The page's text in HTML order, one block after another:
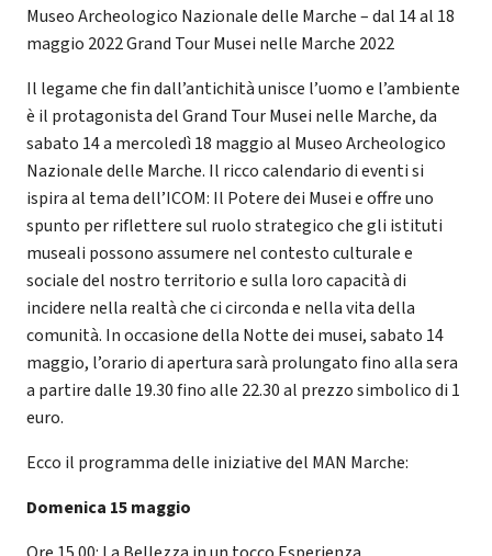
Museo Archeologico Nazionale delle Marche – dal 14 al 18
maggio 2022 Grand Tour Musei nelle Marche 2022
Il legame che fin dall’antichità unisce l’uomo e l’ambiente
è il protagonista del Grand Tour Musei nelle Marche, da
sabato 14 a mercoledì 18 maggio al Museo Archeologico
Nazionale delle Marche. Il ricco calendario di eventi si
ispira al tema dell’ICOM: Il Potere dei Musei e offre uno
spunto per riflettere sul ruolo strategico che gli istituti
museali possono assumere nel contesto culturale e
sociale del nostro territorio e sulla loro capacità di
incidere nella realtà che ci circonda e nella vita della
comunità. In occasione della Notte dei musei, sabato 14
maggio, l’orario di apertura sarà prolungato fino alla sera
a partire dalle 19.30 fino alle 22.30 al prezzo simbolico di 1
euro.
Ecco il programma delle iniziative del MAN Marche:
Domenica 15 maggio